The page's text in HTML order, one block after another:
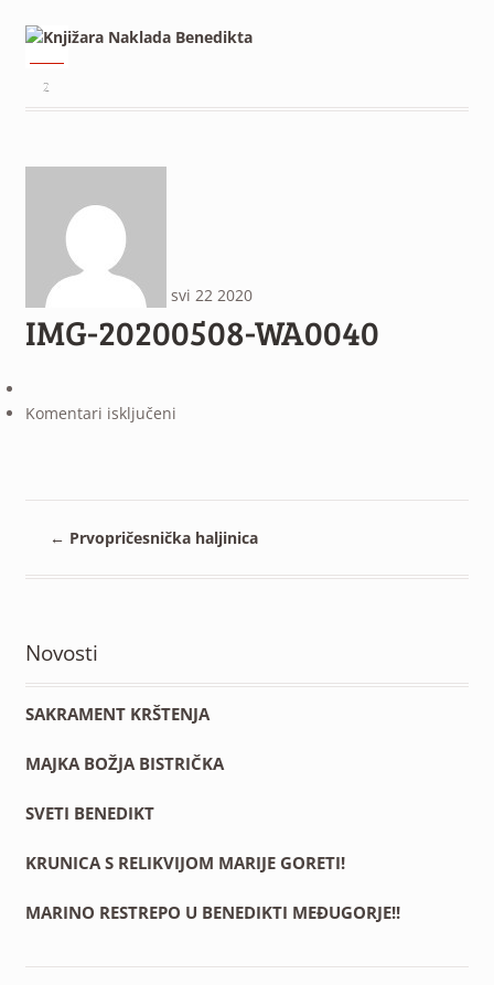
²
svi 22 2020
IMG-20200508-WA0040
Komentari isključeniza
← Prvopričesnička haljinica
Novosti
SAKRAMENT KRŠTENJA
MAJKA BOŽJA BISTRIČKA
SVETI BENEDIKT
KRUNICA S RELIKVIJOM MARIJE GORETI!
MARINO RESTREPO U BENEDIKTI MEĐUGORJE!!